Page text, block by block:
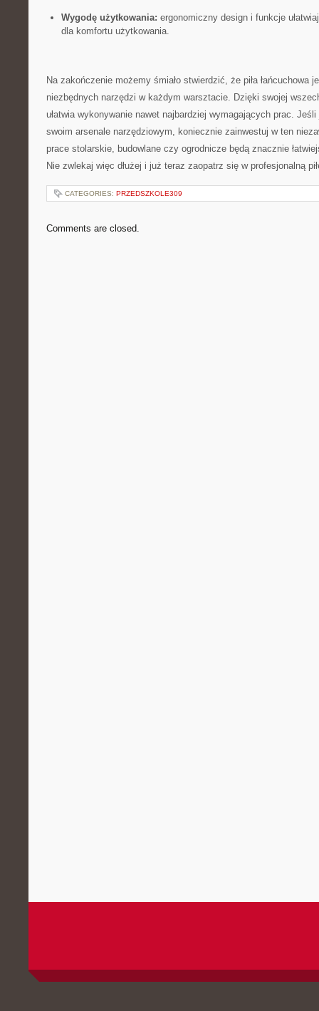
Wygodę użytkowania: ergonomiczny design i ⁢funkcje
dla komfortu użytkowania.
Na zakończenie możemy śmiało ​stwierdzić, że piła łańcuchowa
‌niezbędnych narzędzi w każdym warsztacie. Dzięki⁢ swojej
ułatwia ⁢wykonywanie nawet najbardziej wymagających prac.
swoim ⁤arsenale ‍narzędziowym, koniecznie ‌zainwestuj w ten
prace stolarskie,‍ budowlane czy ogrodnicze będą⁢ znacznie
Nie zwlekaj więc dłużej i ⁣już ⁣teraz zaopatrz się w profesjonalną
CATEGORIES: PRZEDSZKOLE309
Comments are closed.